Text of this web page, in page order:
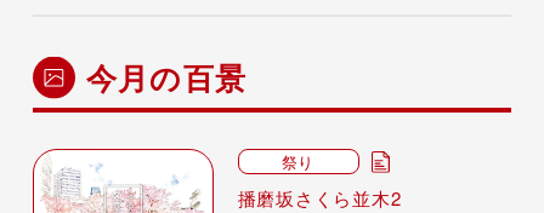
今月の百景
祭り
播磨坂さくら並木2